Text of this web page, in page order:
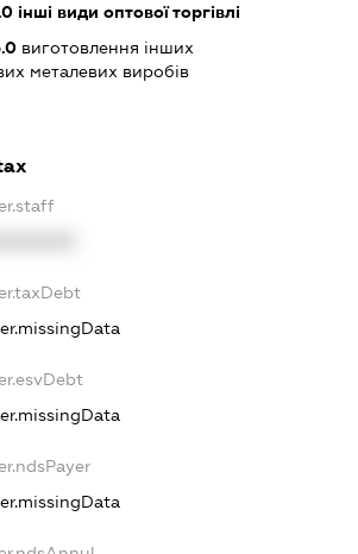
інші види оптової торгівлі
виготовлення інших
металевих виробів